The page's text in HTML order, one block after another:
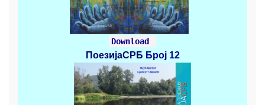
Download
ПоезијаСРБ Број 12